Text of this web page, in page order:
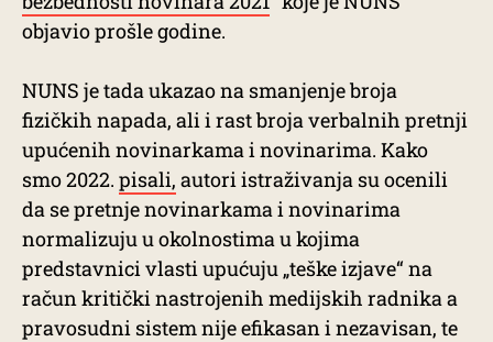
objavio prošle godine.
NUNS je tada ukazao na smanjenje broja
fizičkih napada, ali i rast broja verbalnih pretnji
upućenih novinarkama i novinarima. Kako
smo 2022. pisali, autori istraživanja su ocenili
da se pretnje novinarkama i novinarima
normalizuju u okolnostima u kojima
predstavnici vlasti upućuju „teške izjave“ na
račun kritički nastrojenih medijskih radnika a
pravosudni sistem nije efikasan i nezavisan, te